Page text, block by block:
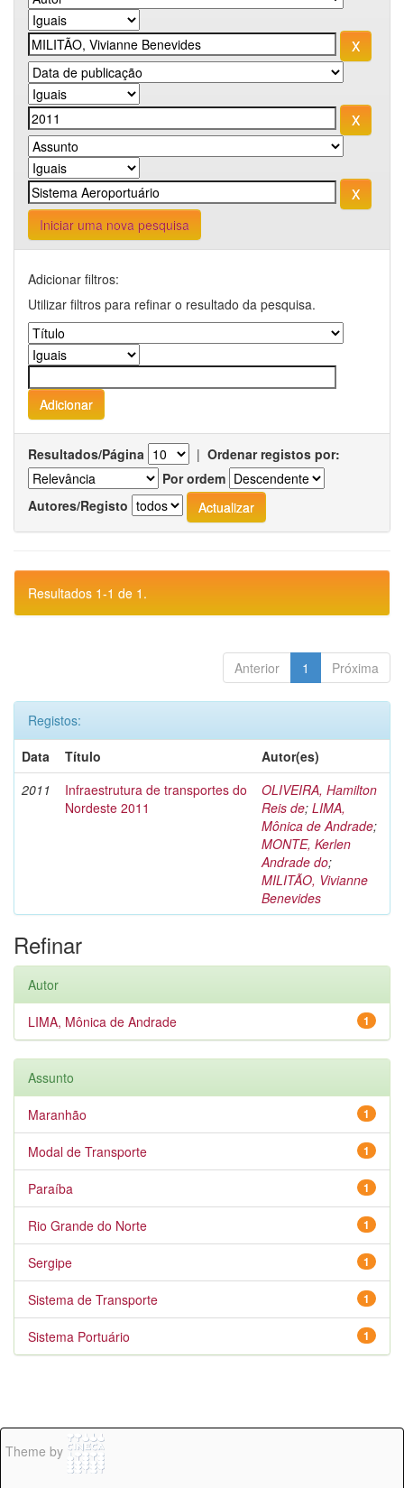
Iniciar uma nova pesquisa
Adicionar filtros:
Utilizar filtros para refinar o resultado da pesquisa.
Resultados/Página | Ordenar registos por:
Por ordem
Autores/Registo
Resultados 1-1 de 1.
Anterior 1 Próxima
Registos:
Data
Título
Autor(es)
2011
Infraestrutura de transportes do
Nordeste 2011
OLIVEIRA, Hamilton
Reis de; LIMA,
Mônica de Andrade;
MONTE, Kerlen
Andrade do;
MILITÃO, Vivianne
Benevides
Refinar
Autor
1
LIMA, Mônica de Andrade
Assunto
1
Maranhão
1
Modal de Transporte
1
Paraíba
1
Rio Grande do Norte
1
Sergipe
1
Sistema de Transporte
1
Sistema Portuário
Theme by